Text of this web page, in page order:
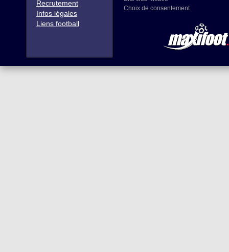
Recrutement
Infos légales
Liens football
Choix de consentement